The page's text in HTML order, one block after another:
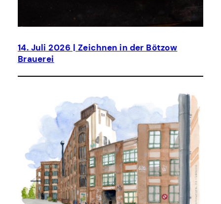
14. Juli 2026 | Zeichnen in der Bötzow
Brauerei